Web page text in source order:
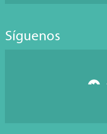
Síguenos